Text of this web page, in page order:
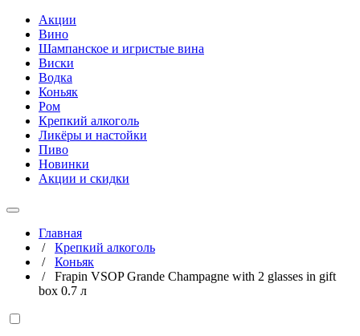
Акции
Вино
Шампанское и игристые вина
Виски
Водка
Коньяк
Ром
Крепкий алкоголь
Ликёры и настойки
Пиво
Новинки
Акции и скидки
Главная
/ Крепкий алкоголь
/ Коньяк
/ Frapin VSOP Grande Champagne with 2 glasses in gift
box 0.7 л